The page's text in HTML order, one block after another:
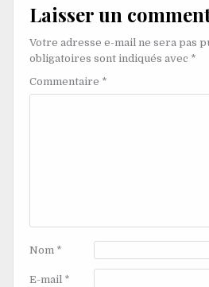
Laisser un
Votre adresse e-mail ne sera pas
obligatoires sont indiqués avec *
Commentaire *
Nom *
E-mail *